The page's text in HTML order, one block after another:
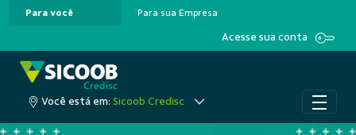
Pular para o Conteúdo principal
Para você Para sua Empresa
Acesse sua conta
Você está em: Sicoob Credisc